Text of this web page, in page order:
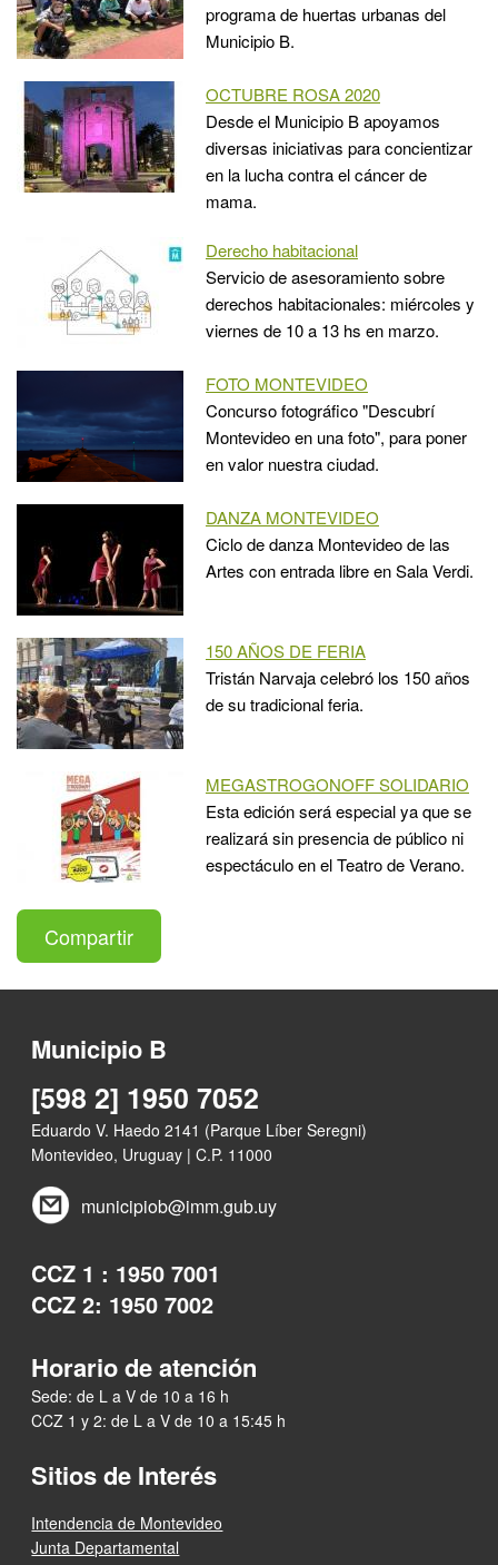
programa de huertas urbanas del
Municipio B.
OCTUBRE ROSA 2020
Desde el Municipio B apoyamos
diversas iniciativas para concientizar
en la lucha contra el cáncer de
mama.
Derecho habitacional
Servicio de asesoramiento sobre
derechos habitacionales: miércoles y
viernes de 10 a 13 hs en marzo.
FOTO MONTEVIDEO
Concurso fotográfico "Descubrí
Montevideo en una foto", para poner
en valor nuestra ciudad.
DANZA MONTEVIDEO
Ciclo de danza Montevideo de las
Artes con entrada libre en Sala Verdi.
150 AÑOS DE FERIA
Tristán Narvaja celebró los 150 años
de su tradicional feria.
MEGASTROGONOFF SOLIDARIO
Esta edición será especial ya que se
realizará sin presencia de público ni
espectáculo en el Teatro de Verano.
Compartir
Municipio B
[598 2] 1950 7052
Eduardo V. Haedo 2141 (Parque Líber Seregni)
Montevideo, Uruguay | C.P. 11000
municipiob@imm.gub.uy
CCZ 1 : 1950 7001
CCZ 2: 1950 7002
Horario de atención
Sede: de L a V de 10 a 16 h
CCZ 1 y 2: de L a V de 10 a 15:45 h
Sitios de Interés
Intendencia de Montevideo
Junta Departamental